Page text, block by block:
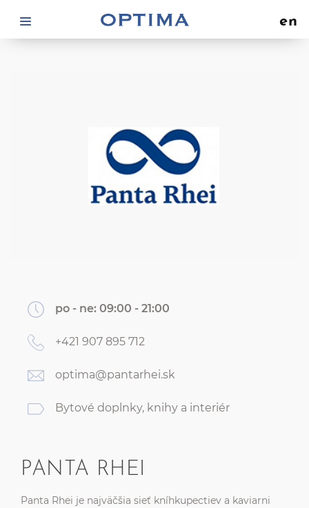
en
po - ne: 09:00 - 21:00
+421 907 895 712
optima@pantarhei.sk
Bytové doplnky, knihy a interiér
PANTA RHEI
Panta Rhei je najväčšia sieť kníhkupectiev a kaviarni